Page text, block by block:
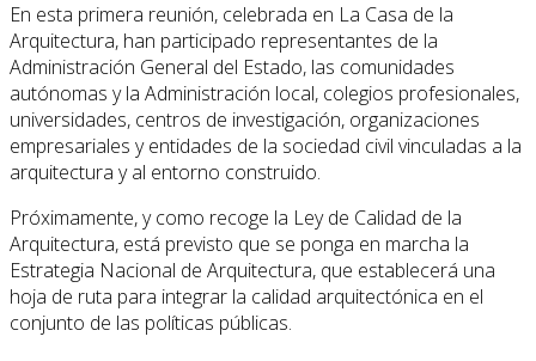
En esta primera reunión, celebrada en La Casa de la
Arquitectura, han participado representantes de la
Administración General del Estado, las comunidades
autónomas y la Administración local, colegios profesionales,
universidades, centros de investigación, organizaciones
empresariales y entidades de la sociedad civil vinculadas a la
arquitectura y al entorno construido.
Próximamente, y como recoge la Ley de Calidad de la
Arquitectura, está previsto que se ponga en marcha la
Estrategia Nacional de Arquitectura, que establecerá una
hoja de ruta para integrar la calidad arquitectónica en el
conjunto de las políticas públicas.